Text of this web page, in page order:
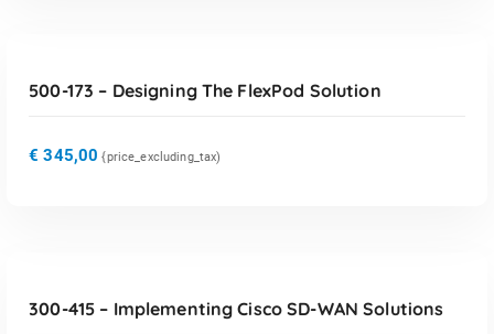
500-173 – Designing The FlexPod Solution
€ 345,00 {price_excluding_tax)
300-415 – Implementing Cisco SD-WAN Solutions